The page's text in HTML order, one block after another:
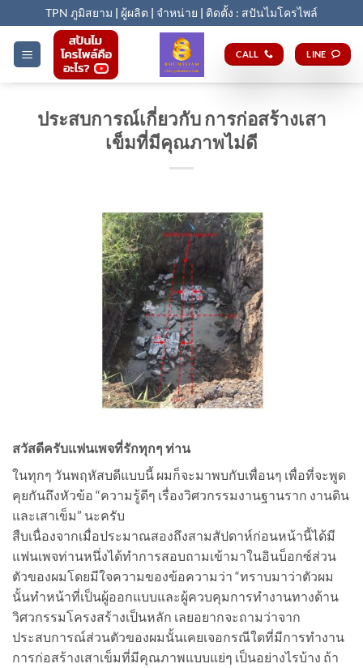
to
content
TPN ภูมิสยาม | ผู้ผลิต | จำหน่าย | ติดตั้ง : สปันไมโครไพล์
CALL LINE
ประสบการณ์เกี่ยวกับ การก่อสร้างเสา
เข็มที่มีคุณภาพไม่ดี
สวัสดีครับแฟนเพจที่รักทุกๆ ท่าน
ในทุกๆ วันพฤหัสบดีแบบนี้ ผมก็จะมาพบกับเพื่อนๆ เพื่อที่จะพูด
คุยกันถึงหัวข้อ “ความรู้ดีๆ เรื่องวิศวกรรมงานฐานราก งานดิน
และเสาเข็ม” นะครับ
สืบเนื่องจากเมื่อประมาณสองถึงสามสัปดาห์ก่อนหน้านี้ได้มี
แฟนเพจท่านหนึ่งได้ทำการสอบถามเข้ามาในอินบ็อกซ์ส่วน
ตัวของผมโดยมีใจความของข้อความว่า “ทราบมาว่าตัวผม
นั้นทำหน้าที่เป็นผู้ออกแบบและผู้ควบคุมการทำงานทางด้าน
วิศวกรรมโครงสร้างเป็นหลัก เลยอยากจะถามว่าจาก
ประสบการณ์ส่วนตัวของผมนั้นเคยเจอกรณีใดที่มีการทำงาน
การก่อสร้างเสาเข็มที่มีคุณภาพแบบแย่ๆ เป็นอย่างไรบ้าง ถ้า